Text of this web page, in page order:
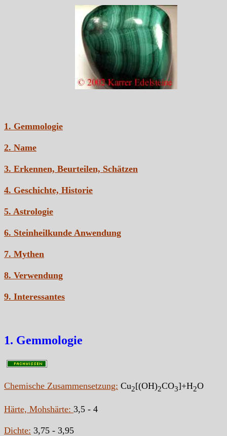
1. Gemmologie
2. Name
3. Erkennen, Beurteilen, Schätzen
4. Geschichte, Historie
5. Astrologie
6. Steinheilkunde Anwendung
7. Mythen
8. Verwendung
9. Interessantes
1. Gemmologie
Chemische Zusammensetzung: Cu2[(OH)2CO3]+H2O
Härte, Mohshärte: 3,5 - 4
Dichte: 3,75 - 3,95